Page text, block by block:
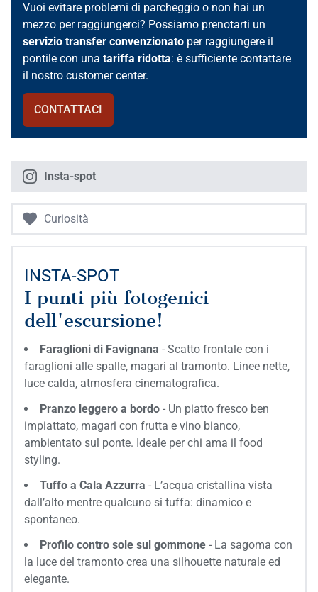
Vuoi evitare problemi di parcheggio o non hai un
mezzo per raggiungerci? Possiamo prenotarti un
servizio transfer convenzionato per raggiungere il
pontile con una tariffa ridotta: è sufficiente contattare
il nostro customer center.
CONTATTACI
Insta-spot
Curiosità
INSTA-SPOT
I punti più fotogenici
dell'escursione!
Faraglioni di Favignana - Scatto frontale con i
faraglioni alle spalle, magari al tramonto. Linee nette,
luce calda, atmosfera cinematografica.
Pranzo leggero a bordo - Un piatto fresco ben
impiattato, magari con frutta e vino bianco,
ambientato sul ponte. Ideale per chi ama il food
styling.
Tuffo a Cala Azzurra - L’acqua cristallina vista
dall’alto mentre qualcuno si tuffa: dinamico e
spontaneo.
Profilo contro sole sul gommone - La sagoma con
la luce del tramonto crea una silhouette naturale ed
elegante.